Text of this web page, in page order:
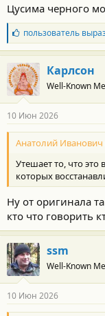
Цусима черного
Б
л
а
г
о
д
а
н
о
с
и
:
пользователь
Карлсон
Well-Known
10 Июн 2026
Анатолий Иванович
Утешает то, что это
которых
Ну от оригинала
кто что говорить
ssm
Well-Known
10 Июн 2026